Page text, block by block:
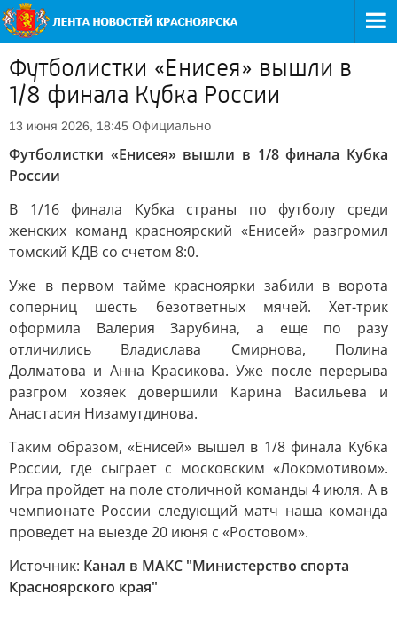
Футболистки «Енисея» вышли в
1/8 финала Кубка России
13 июня 2026, 18:45 Официально
Футболистки «Енисея» вышли в 1/8 финала Кубка
России
В 1/16 финала Кубка страны по футболу среди
женских команд красноярский «Енисей» разгромил
томский КДВ со счетом 8:0.
Уже в первом тайме красноярки забили в ворота
соперниц шесть безответных мячей. Хет-трик
оформила Валерия Зарубина, а еще по разу
отличились Владислава Смирнова, Полина
Долматова и Анна Красикова. Уже после перерыва
разгром хозяек довершили Карина Васильева и
Анастасия Низамутдинова.
Таким образом, «Енисей» вышел в 1/8 финала Кубка
России, где сыграет с московским «Локомотивом».
Игра пройдет на поле столичной команды 4 июля. А в
чемпионате России следующий матч наша команда
проведет на выезде 20 июня с «Ростовом».
Источник: Канал в МАКС "Министерство спорта
Красноярского края"